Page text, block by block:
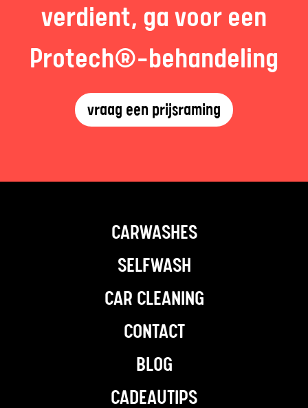
verdient, ga voor een
Protech®-behandeling
vraag een prijsraming
CARWASHES
SELFWASH
CAR CLEANING
CONTACT
BLOG
CADEAUTIPS